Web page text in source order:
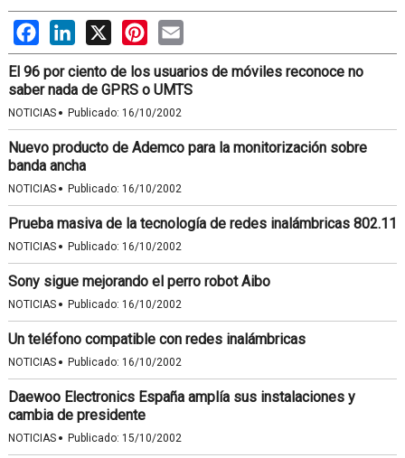
FacebookLinkedIn
X PinterestEmail
El 96 por ciento de los usuarios de móviles reconoce no
saber nada de GPRS o UMTS
NOTICIAS · Publicado: 16/10/2002
Nuevo producto de Ademco para la monitorización sobre
banda ancha
NOTICIAS · Publicado: 16/10/2002
Prueba masiva de la tecnología de redes inalámbricas 802.11
NOTICIAS · Publicado: 16/10/2002
Sony sigue mejorando el perro robot Aibo
NOTICIAS · Publicado: 16/10/2002
Un teléfono compatible con redes inalámbricas
NOTICIAS · Publicado: 16/10/2002
Daewoo Electronics España amplía sus instalaciones y
cambia de presidente
NOTICIAS · Publicado: 15/10/2002